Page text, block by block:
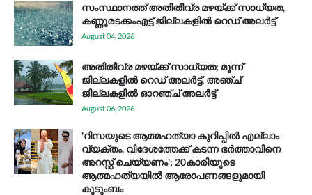
സം​സ്ഥാ​ന​ത്ത് അ​തി​തീ​വ്ര മ​ഴ​യ്ക്ക് സാ​ധ്യ​ത,
കണ്ണൂരടക്കംഎ​ട്ട് ജി​ല്ല​ക​ളി​ൽ റെ​ഡ് അ​ലർ​ട്ട്
August 04, 2026
അതിതീവ്ര മഴയ്ക്ക് സാധ്യത; മൂന്ന്
ജില്ലകളിൽ റെഡ് അലർട്ട്, അഞ്ച്
ജില്ലകളിൽ ഓറഞ്ച് അലർട്ട്
August 06, 2026
'റിസയുടെ ആത്മഹത്യാ കുറിപ്പിൽ എല്ലാം
വ്യക്തം, വിദേശത്തേക്ക് കടന്ന ഭർത്താവിനെ
അറസ്റ്റ് ചെയ്യണം'; 20കാരിയുടെ
ആത്മഹത്യയിൽ ആരോപണങ്ങളുമായി
കുടുംബം